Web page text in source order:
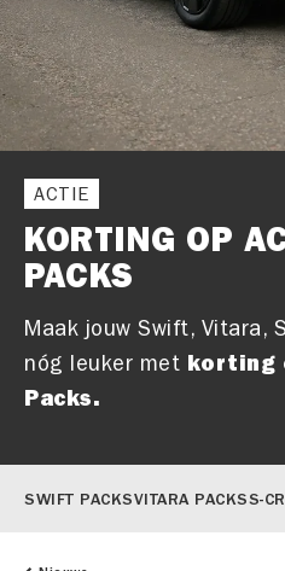
ACTIE
KORTING OP
PACKS
Maak jouw Swift, Vitara,
nóg leuker met korting
Packs.
SWIFT PACKSVITARA PACKSS-